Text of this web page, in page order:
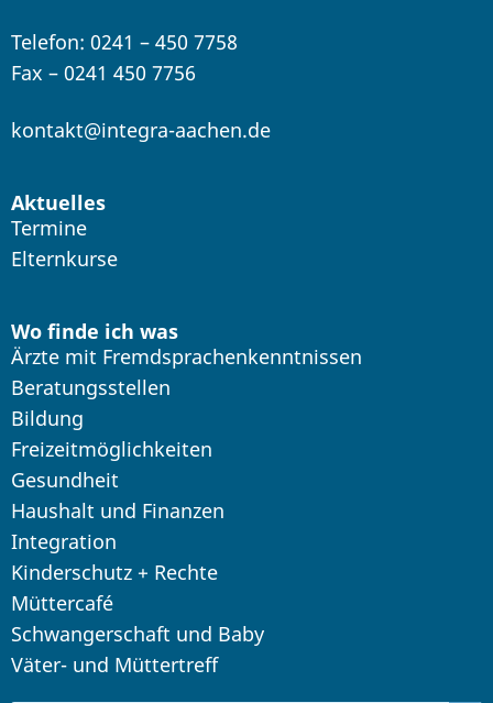
Telefon: 0241 – 450 7758
Fax – 0241 450 7756
kontakt@integra-aachen.de
Aktuelles
Termine
Elternkurse
Wo finde ich was
Ärzte mit Fremdsprachenkenntnissen
Beratungsstellen
Bildung
Freizeitmöglichkeiten
Gesundheit
Haushalt und Finanzen
Integration
Kinderschutz + Rechte
Müttercafé
Schwangerschaft und Baby
Väter- und Müttertreff